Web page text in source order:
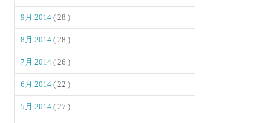
9月 2014( 28 )
8月 2014( 28 )
7月 2014( 26 )
6月 2014( 22 )
5月 2014( 27 )